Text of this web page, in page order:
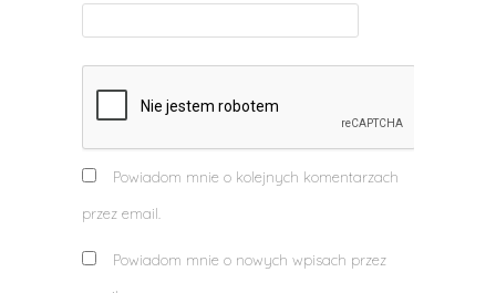
Powiadom mnie o kolejnych komentarzach
przez email.
Powiadom mnie o nowych wpisach przez